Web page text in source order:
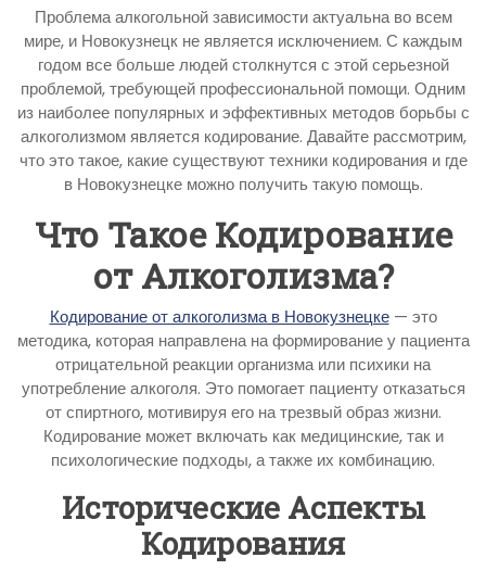
Проблема алкогольной зависимости актуальна во всем
мире, и Новокузнецк не является исключением. С каждым
годом все больше людей столкнутся с этой серьезной
проблемой, требующей профессиональной помощи. Одним
из наиболее популярных и эффективных методов борьбы с
алкоголизмом является кодирование. Давайте рассмотрим,
что это такое, какие существуют техники кодирования и где
в Новокузнецке можно получить такую помощь.
Что Такое Кодирование
от Алкоголизма?
Кодирование от алкоголизма в Новокузнецке— это
методика, которая направлена на формирование у пациента
отрицательной реакции организма или психики на
употребление алкоголя. Это помогает пациенту отказаться
от спиртного, мотивируя его на трезвый образ жизни.
Кодирование может включать как медицинские, так и
психологические подходы, а также их комбинацию.
Исторические Аспекты
Кодирования